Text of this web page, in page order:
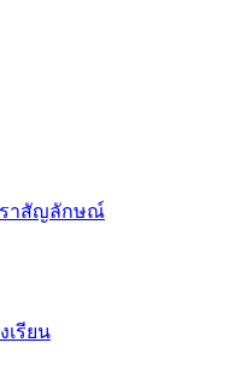
ราสัญลักษณ์
เรียน